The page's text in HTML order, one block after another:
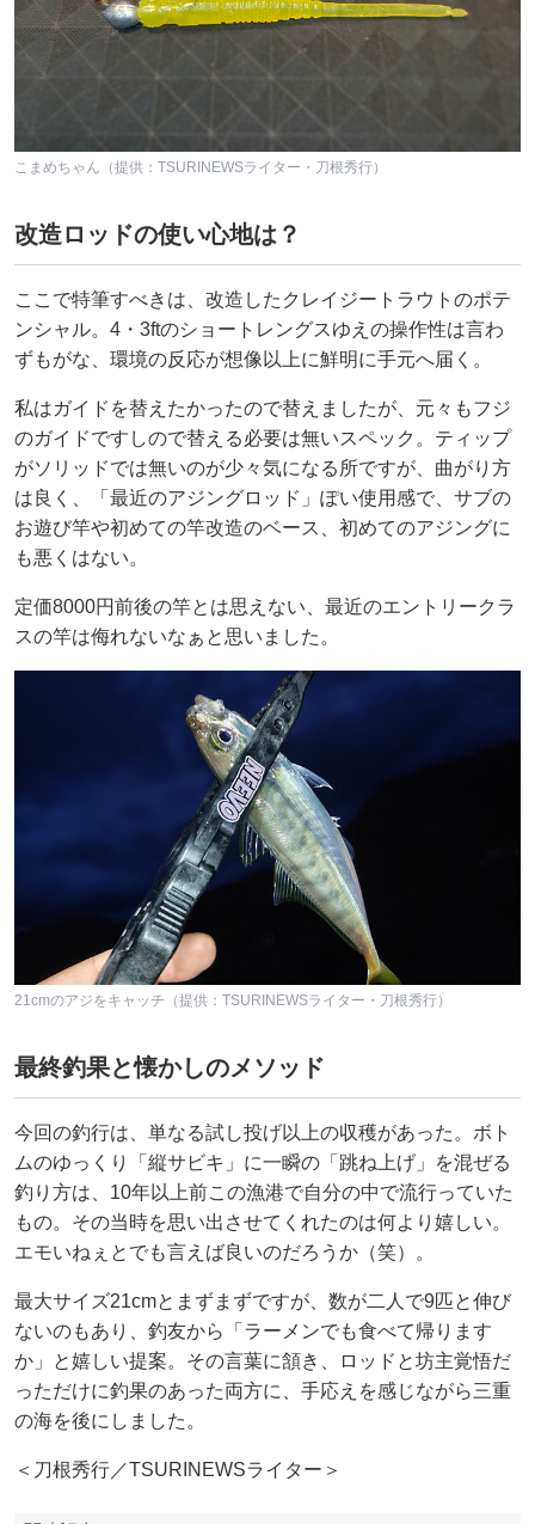
こまめちゃん（提供：TSURINEWSライター・刀根秀行）
改造ロッドの使い心地は？
ここで特筆すべきは、改造したクレイジートラウトのポテ
ンシャル。4・3ftのショートレングスゆえの操作性は言わ
ずもがな、環境の反応が想像以上に鮮明に手元へ届く。
私はガイドを替えたかったので替えましたが、元々もフジ
のガイドですしので替える必要は無いスペック。ティップ
がソリッドでは無いのが少々気になる所ですが、曲がり方
は良く、「最近のアジングロッド」ぽい使用感で、サブの
お遊び竿や初めての竿改造のベース、初めてのアジングに
も悪くはない。
定価8000円前後の竿とは思えない、最近のエントリークラ
スの竿は侮れないなぁと思いました。
21cmのアジをキャッチ（提供：TSURINEWSライター・刀根秀行）
最終釣果と懐かしのメソッド
今回の釣行は、単なる試し投げ以上の収穫があった。ボト
ムのゆっくり「縦サビキ」に一瞬の「跳ね上げ」を混ぜる
釣り方は、10年以上前この漁港で自分の中で流行っていた
もの。その当時を思い出させてくれたのは何より嬉しい。
エモいねぇとでも言えば良いのだろうか（笑）。
最大サイズ21cmとまずまずですが、数が二人で9匹と伸び
ないのもあり、釣友から「ラーメンでも食べて帰ります
か」と嬉しい提案。その言葉に頷き、ロッドと坊主覚悟だ
っただけに釣果のあった両方に、手応えを感じながら三重
の海を後にしました。
＜刀根秀行／TSURINEWSライター＞